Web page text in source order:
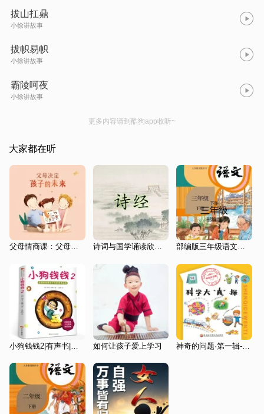
拔山扛鼎
小徐讲故事
拔帜易帜
小徐讲故事
霸陵呵夜
小徐讲故事
更多内容请到酷狗app收听~
大家都在听
父母情商课：父母决定孩子的未来 诗词与国学诵读欣赏-诗经 部编版三年级语文下册课文
如何让孩子爱上学习 神奇的问题·第一辑-科学大“真”探